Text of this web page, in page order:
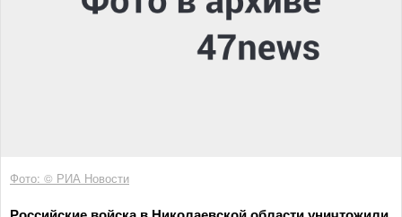
Фото: © РИА Новости